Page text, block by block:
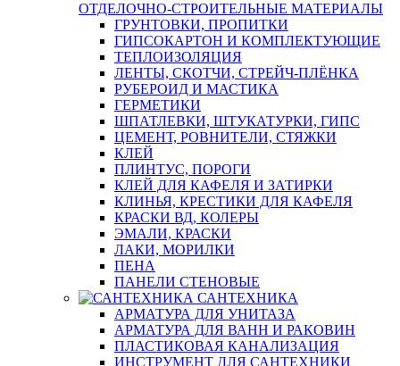
ОТДЕЛОЧНО-СТРОИТЕЛЬНЫЕ МАТЕРИАЛЫ
ГРУНТОВКИ, ПРОПИТКИ
ГИПСОКАРТОН И КОМПЛЕКТУЮЩИЕ
ТЕПЛОИЗОЛЯЦИЯ
ЛЕНТЫ, СКОТЧИ, СТРЕЙЧ-ПЛЁНКА
РУБЕРОИД И МАСТИКА
ГЕРМЕТИКИ
ШПАТЛЕВКИ, ШТУКАТУРКИ, ГИПС
ЦЕМЕНТ, РОВНИТЕЛИ, СТЯЖКИ
КЛЕЙ
ПЛИНТУС, ПОРОГИ
КЛЕЙ ДЛЯ КАФЕЛЯ И ЗАТИРКИ
КЛИНЬЯ, КРЕСТИКИ ДЛЯ КАФЕЛЯ
КРАСКИ ВД, КОЛЕРЫ
ЭМАЛИ, КРАСКИ
ЛАКИ, МОРИЛКИ
ПЕНА
ПАНЕЛИ СТЕНОВЫЕ
САНТЕХНИКА
АРМАТУРА ДЛЯ УНИТАЗА
АРМАТУРА ДЛЯ ВАНН И РАКОВИН
ПЛАСТИКОВАЯ КАНАЛИЗАЦИЯ
ИНСТРУМЕНТ ДЛЯ САНТЕХНИКИ